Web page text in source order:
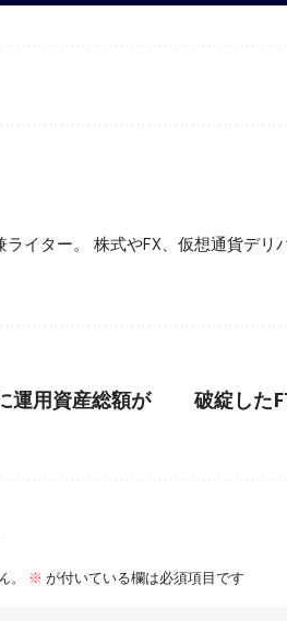
イター。 株式やFX、仮想通貨デ
運用資産総額が
破綻した
※ が付いている欄は必須項目です